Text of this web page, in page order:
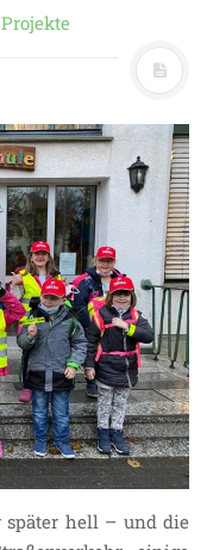
Projekte
später hell – und die